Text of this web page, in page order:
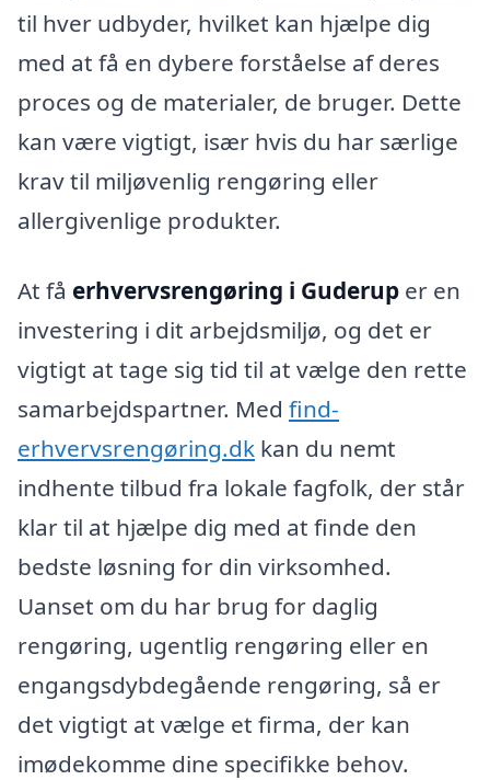
til hver udbyder, hvilket kan hjælpe dig
med at få en dybere forståelse af deres
proces og de materialer, de bruger. Dette
kan være vigtigt, især hvis du har særlige
krav til miljøvenlig rengøring eller
allergivenlige produkter.
At få erhvervsrengøring i Guderup er en
investering i dit arbejdsmiljø, og det er
vigtigt at tage sig tid til at vælge den rette
samarbejdspartner. Med find-
erhvervsrengøring.dk kan du nemt
indhente tilbud fra lokale fagfolk, der står
klar til at hjælpe dig med at finde den
bedste løsning for din virksomhed.
Uanset om du har brug for daglig
rengøring, ugentlig rengøring eller en
engangsdybdegående rengøring, så er
det vigtigt at vælge et firma, der kan
imødekomme dine specifikke behov.